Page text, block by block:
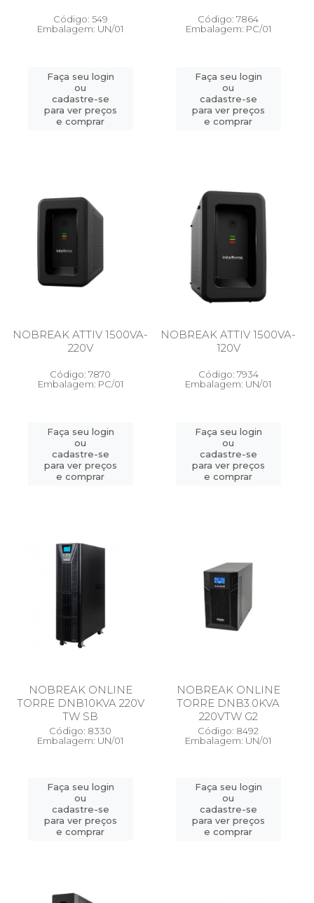
Código: 549
Embalagem: UN/01
Faça seu login
ou
cadastre-se
para ver preços
e comprar
Código: 7864
Embalagem: PC/01
Faça seu login
ou
cadastre-se
para ver preços
e comprar
NOBREAK ATTIV 1500VA-
220V
Código: 7870
Embalagem: PC/01
Faça seu login
ou
cadastre-se
para ver preços
e comprar
NOBREAK ATTIV 1500VA-
120V
Código: 7934
Embalagem: UN/01
Faça seu login
ou
cadastre-se
para ver preços
e comprar
NOBREAK ONLINE
TORRE DNB10KVA 220V
TW SB
Código: 8330
Embalagem: UN/01
Faça seu login
ou
cadastre-se
para ver preços
e comprar
NOBREAK ONLINE
TORRE DNB3.0KVA
220VTW G2
Código: 8492
Embalagem: UN/01
Faça seu login
ou
cadastre-se
para ver preços
e comprar